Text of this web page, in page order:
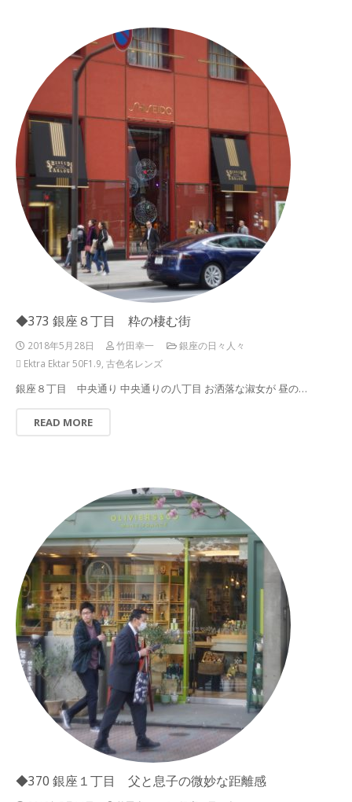
◆373 銀座８丁目 粋の棲む街
2018年5月28日 竹田幸一
銀座の日々人々
Ektra Ektar 50F1.9 古色名レンズ
銀座８丁目 中央通り 中央通りの八丁目 お洒落な淑女が 昼の…
READ MORE
◆370 銀座１丁目 父と息子の微妙な距離感